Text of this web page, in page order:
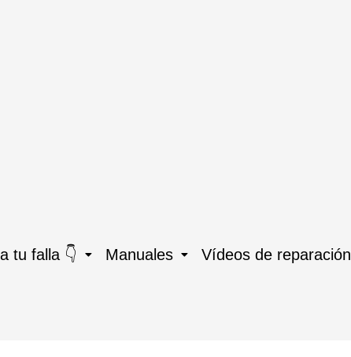
tu falla 👇 Manuales Vídeos de reparación